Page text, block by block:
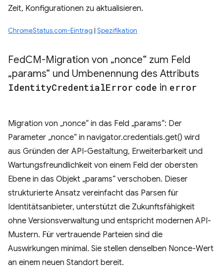
Zeit, Konfigurationen zu aktualisieren.
ChromeStatus.com-Eintrag | Spezifikation
FedCM-Migration von „nonce“ zum Feld
„params“ und Umbenennung des Attributs
IdentityCredentialError code in error
Migration von „nonce“ in das Feld „params“: Der
Parameter „nonce“ in navigator.credentials.get() wird
aus Gründen der API-Gestaltung, Erweiterbarkeit und
Wartungsfreundlichkeit von einem Feld der obersten
Ebene in das Objekt „params“ verschoben. Dieser
strukturierte Ansatz vereinfacht das Parsen für
Identitätsanbieter, unterstützt die Zukunftsfähigkeit
ohne Versionsverwaltung und entspricht modernen API-
Mustern. Für vertrauende Parteien sind die
Auswirkungen minimal. Sie stellen denselben Nonce-Wert
an einem neuen Standort bereit.